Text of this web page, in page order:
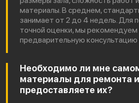
материалы. В среднем,
занимает от 2 до 4 недель. Для
точной оценки, мы рекомендуем
предварительную консультацию
Необходимо ли мне
материалы для ремонта
предоставляете их?